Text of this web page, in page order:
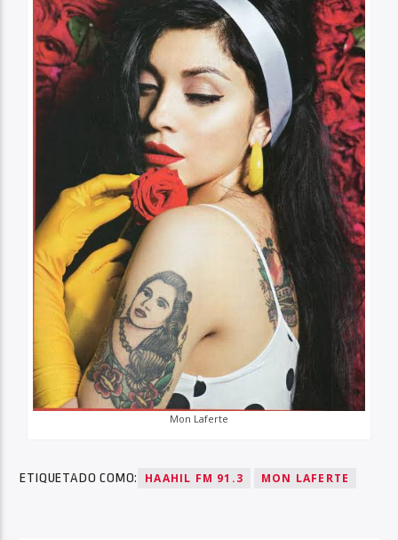
Mon Laferte
ETIQUETADO COMO: HAAHIL FM 91.3 MON LAFERTE